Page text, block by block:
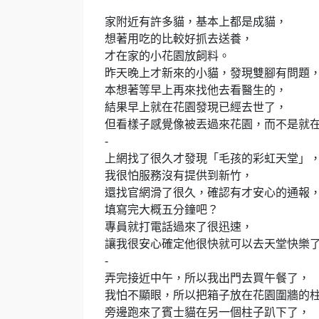
家附近有許多貓，基本上都是成貓，
想著用吃的比較好抓去送養，
才在家的小花園放飼料。
昨天晚上才新來的小貓，發現雙腳有問題，
本想著等早上再來找他去看醫生的，
結果早上就在花園發現已經去世了，
但看樣子感覺像被丟過來花園，而不是就
-
上網找了很久才發現「毛孩的彩虹天堂」，
我很怕服務沒有提供到新竹，
還找官網滑了很久，確認有才安心的通報，
填寫完大概五分鐘吧？
專員就打電話過來了很迅速，
讓我很安心確定他很快就可以去天堂快樂
-
弄完接近中午，所以我出門去買午餐了，
我怕不顯眼，所以把箱子放在花園圍牆的
旁邊跑來了賓士貓在另一個柱子趴下了，